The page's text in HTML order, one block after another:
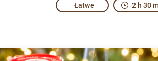
Łatwe 2 h 30